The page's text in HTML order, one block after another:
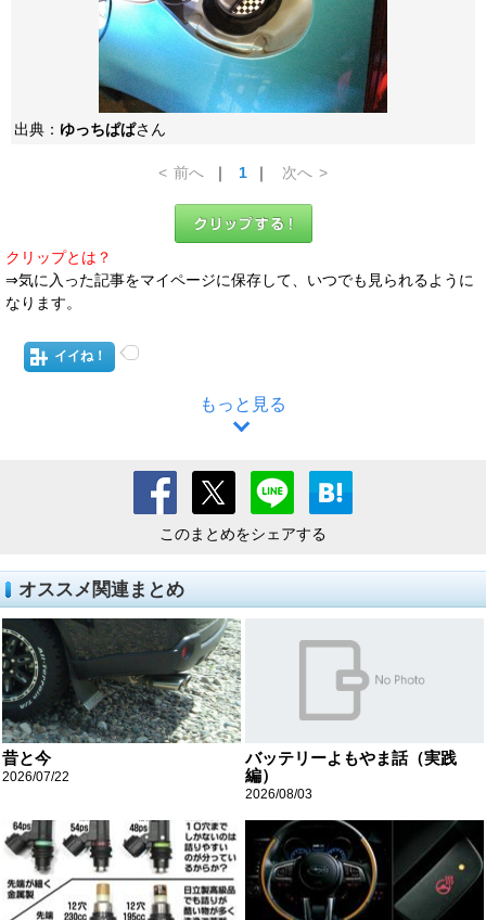
出典： ゆっちぱぱさん
< 前へ ｜ 1 ｜ 次へ >
クリップとは？
⇒気に入った記事をマイページに保存して、いつでも見られるように
なります。
イイね！
もっと見る
このまとめをシェアする
オススメ関連まとめ
昔と今
2026/07/22
バッテリーよもやま話（実践
編）
2026/08/03